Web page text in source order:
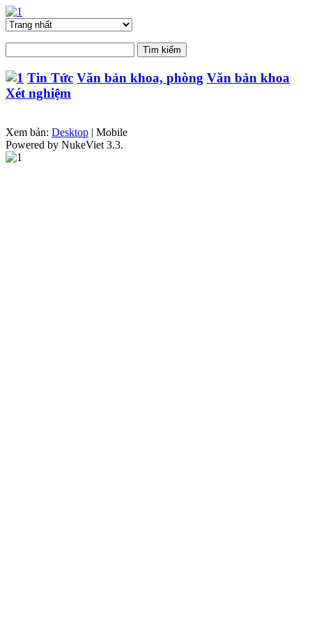
Tin Tức Văn bản khoa, phòng Văn bản khoa
Xét nghiệm
Xem bản: Desktop | Mobile
Powered by NukeViet 3.3.